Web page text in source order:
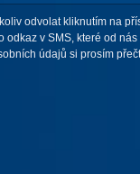
odvolat kliknutím na
odkaz v SMS, které od
údajů si prosím